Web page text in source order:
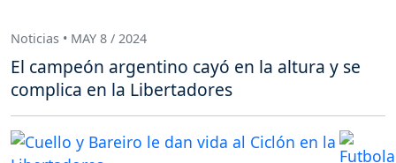
Noticias • MAY 8 / 2024
El campeón argentino cayó en la altura y se
complica en la Libertadores